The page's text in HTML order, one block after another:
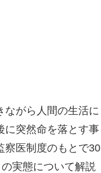
ながら人間の生活に
に突然命を落とす事
察医制度のもとで30
実態について解説